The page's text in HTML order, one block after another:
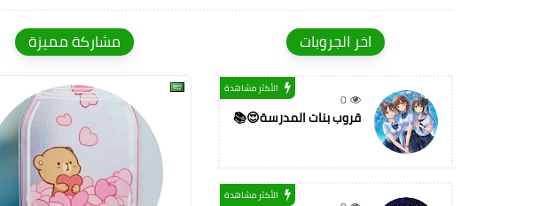
اخر الجروبات
0
الأكثر مشاهدة
قروب بنات المدرسة😍📚
الأكثر مشاهدة
مشاركة مميزة